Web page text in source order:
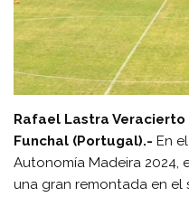
Rafael Lastra Veracierto
Funchal (Portugal).- En
Autonomía Madeira 2024,
una gran remontada en